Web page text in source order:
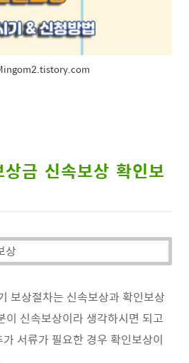
금 신속보상 확인보
상
보상절차는 신속보상과 확인보상
이 신속보상이라 생각하시면 되고
서류가 필요한 경우 확인보상이